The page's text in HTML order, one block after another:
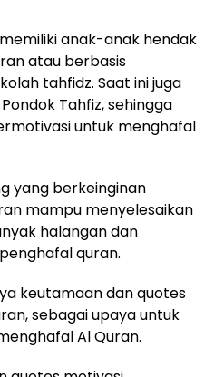
anak-anak hendak
atau berbasis
tahfidz. Saat ini juga
Tahfiz, sehingga
untuk menghafal
yang berkeinginan
mampu menyelesaikan
halangan dan
quran.
keutamaan dan quotes
sebagai upaya untuk
Al Quran.